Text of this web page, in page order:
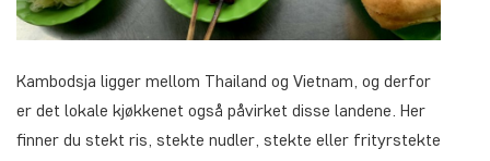
Kambodsja ligger mellom Thailand og Vietnam, og derfor
er det lokale kjøkkenet også påvirket disse landene. Her
finner du stekt ris, stekte nudler, stekte eller frityrstekte